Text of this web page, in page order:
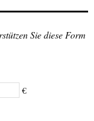
Sie diese Form
€